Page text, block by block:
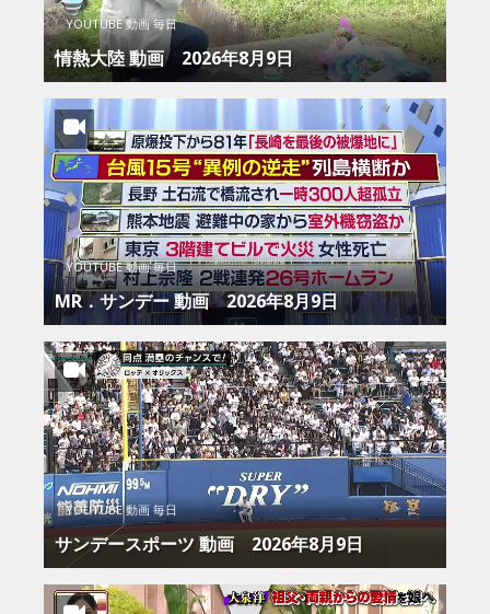
YOUTUBE 動画 毎日
情熱大陸 動画 2026年8月9日
YOUTUBE 動画 毎日
MR．サンデー 動画 2026年8月9日
YOUTUBE 動画 毎日
サンデースポーツ 動画 2026年8月9日